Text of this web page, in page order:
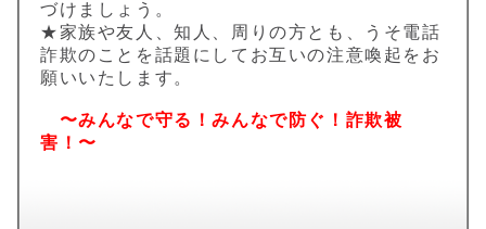
づけましょう。
★家族や友人、知人、周りの方とも、うそ電話
詐欺のことを話題にしてお互いの注意喚起をお
願いいたします。
〜みんなで守る！みんなで防ぐ！詐欺被
害！〜